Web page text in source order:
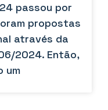
passou por
propostas
através da
2024. Então,
um